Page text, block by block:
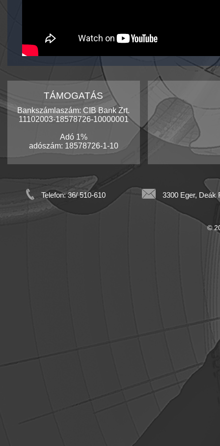
TÁMOGATÁS
Bankszámlaszám: CIB Bank Zrt.
11102003-18578726-10000001
Adó 1%
adószám: 18578726-1-10
Telefon: 36/ 510-610 3300 Eger, Deák
©